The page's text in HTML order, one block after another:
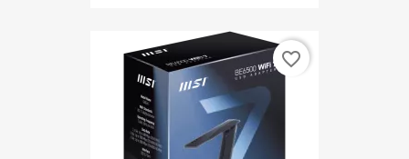
favorite_border